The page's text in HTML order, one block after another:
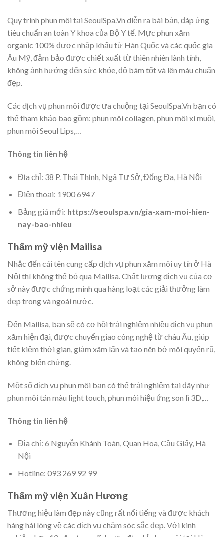
Quy trình phun môi tại SeoulSpa.Vn diễn ra bài bản, đáp ứng
tiêu chuẩn an toàn Y khoa của Bộ Y tế. Mực phun xăm
organic 100% được nhập khẩu từ Hàn Quốc và các quốc gia
Âu Mỹ, đảm bảo được chiết xuất từ thiên nhiên lành tính,
không ảnh hưởng đến sức khỏe, độ bám tốt và lên màu chuẩn
đẹp.
Các dịch vụ phun môi được ưa chuộng tại SeoulSpa.Vn bạn có
thể tham khảo bao gồm: phun môi collagen, phun môi xí muội,
phun môi Seoul Lips,…
Thông tin liên hệ
Địa chỉ: 38 P. Thái Thịnh, Ngã Tư Sở, Đống Đa, Hà Nội
Điện thoại: 1900 6947
Bảng giá mới: https://seoulspa.vn/gia-xam-moi-hien-
nay-bao-nhieu
Thẩm mỹ viện Mailisa
Nhắc đến cái tên cung cấp dịch vụ phun xăm môi uy tín ở Hà
Nội thì không thể bỏ qua Mailisa. Chất lượng dịch vụ của cơ
sở này được chứng minh qua hàng loạt các giải thưởng làm
đẹp trong và ngoài nước.
Đến Mailisa, bạn sẽ có cơ hội trải nghiệm nhiều dịch vụ phun
xăm hiện đại, được chuyển giao công nghệ từ châu Âu, giúp
tiết kiệm thời gian, giảm xâm lấn và tạo nên bờ môi quyến rũ,
không biến chứng.
Một số dịch vụ phun môi bạn có thể trải nghiệm tại đây như
phun môi tán màu light touch, phun môi hiệu ứng son lì 3D,…
Thông tin liên hệ
Địa chỉ: 6 Nguyễn Khánh Toàn, Quan Hoa, Cầu Giấy, Hà
Nội
Hotline: 093 269 92 99
Thẩm mỹ viện Xuân Hương
Thương hiệu làm đẹp này cũng rất nổi tiếng và được khách
hàng hài lòng về các dịch vụ chăm sóc sắc đẹp. Với kinh